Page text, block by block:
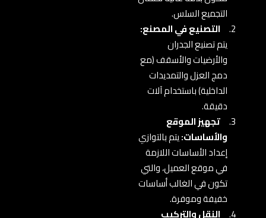
التجميع السلس.
التصنيع في المصنع:
يتم تصنيع الجدران
والأرضيات والأسقف (مع
دمج العزل والتمديدات
الداخلية) باستخدام آلات
دقيقة.
تجهيز الموقع
والأساسات:يتم بالتوازي
إعداد الأساسات اللازمة
في موقع العميل، والتي
تكون في الغالب أساسات
خفيفة وموفرة.
النقل والتركيب